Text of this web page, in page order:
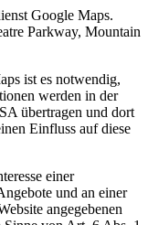
Google Maps.
Parkway, Mountain
ist es notwendig,
werden in der
übertragen und dort
Einfluss auf diese
einer
und an einer
angegebenen